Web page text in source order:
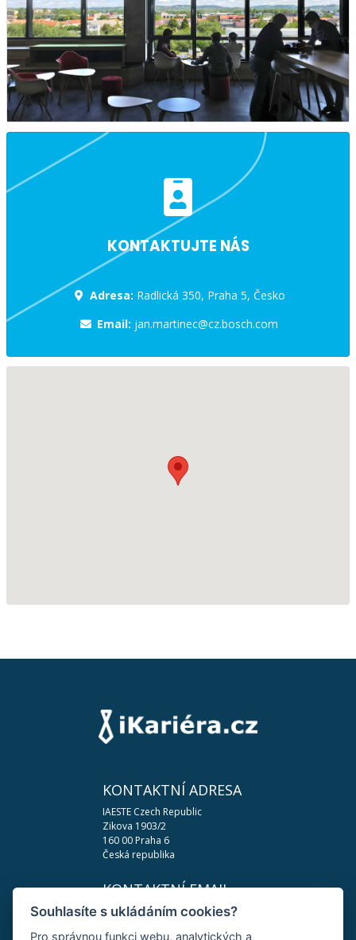
KONTAKTUJTE NÁS
Adresa: Radlická 350, Praha 5, Česko
Email: jan.martinec@cz.bosch.com
KONTAKTNÍ ADRESA
IAESTE Czech Republic
Zikova 1903/2
160 00 Praha 6
Česká republika
KONTAKTNÍ EMAIL
podpora@ikariera.cz
Souhlasíte s ukládáním cookies?
Pro správnou funkci webu, analytických a